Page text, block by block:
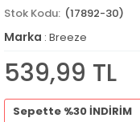
(17892-30)
Marka : Breeze
539,99 TL
Sepette %30 İNDİRİM